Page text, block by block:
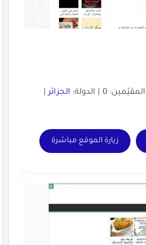
الجزائر|
زيارة الموقع مباشرة